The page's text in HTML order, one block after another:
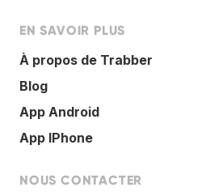
EN SAVOIR PLUS
À propos de Trabber
Blog
App Android
App IPhone
NOUS CONTACTER